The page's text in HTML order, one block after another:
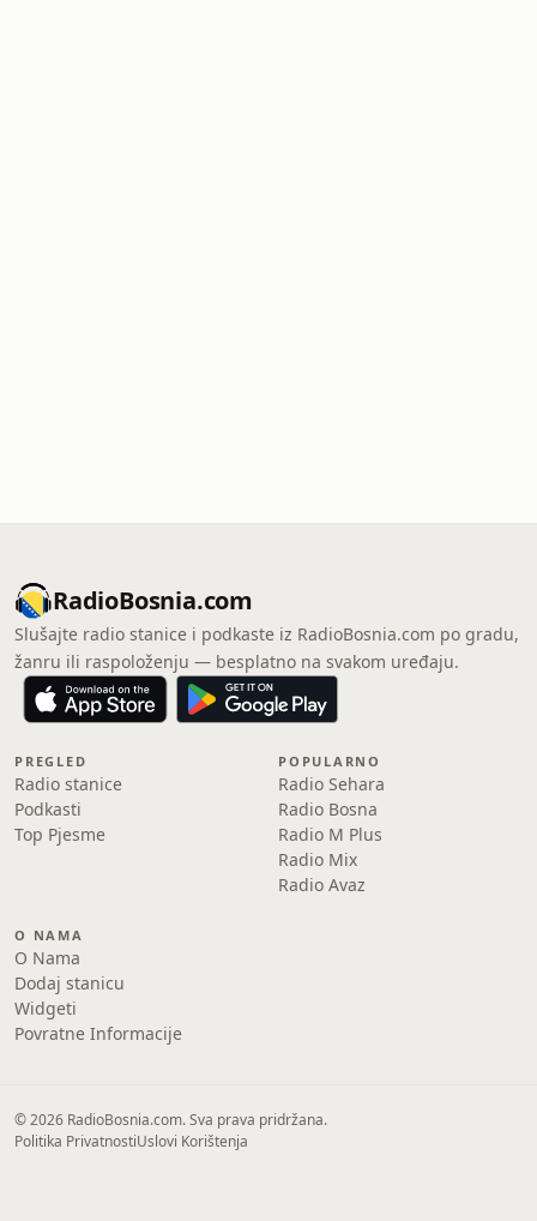
RadioBosnia.com
Slušajte radio stanice i podkaste iz RadioBosnia.com po gradu,
žanru ili raspoloženju — besplatno na svakom uređaju.
PREGLED
Radio stanice
Podkasti
Top Pjesme
POPULARNO
Radio Sehara
Radio Bosna
Radio M Plus
Radio Mix
Radio Avaz
O NAMA
O Nama
Dodaj stanicu
Widgeti
Povratne Informacije
© 2026 RadioBosnia.com. Sva prava pridržana.
Politika PrivatnostiUslovi Korištenja